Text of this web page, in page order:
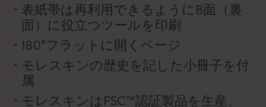
表紙帯は再利用できるようにB面（裏
面）に役立つツールを印刷
180°フラットに開くページ
モレスキンの歴史を記した小冊子を付
属
モレスキンはFSC™認証製品を生産、